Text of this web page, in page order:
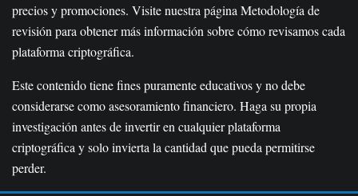
precios y promociones. Visite nuestra página Metodología de
revisión para obtener más información sobre cómo revisamos cada
plataforma criptográfica.
Este contenido tiene fines puramente educativos y no debe
considerarse como asesoramiento financiero. Haga su propia
investigación antes de invertir en cualquier plataforma
criptográfica y solo invierta la cantidad que pueda permitirse
perder.